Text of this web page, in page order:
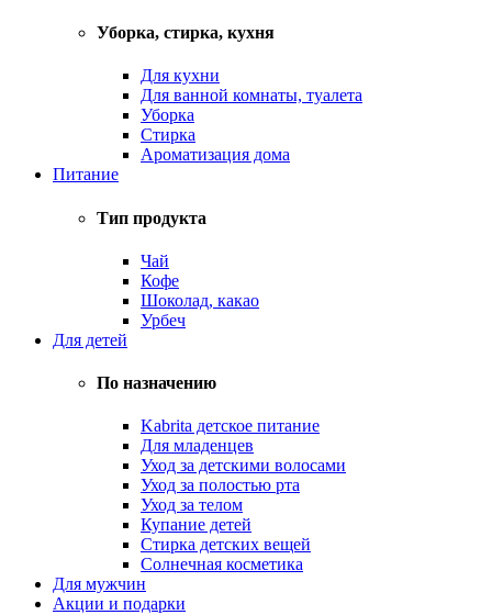
Уборка, стирка, кухня
Для кухни
Для ванной комнаты, туалета
Уборка
Стирка
Ароматизация дома
Питание
Тип продукта
Чай
Кофе
Шоколад, какао
Урбеч
Для детей
По назначению
Kabrita детское питание
Для младенцев
Уход за детскими волосами
Уход за полостью рта
Уход за телом
Купание детей
Стирка детских вещей
Солнечная косметика
Для мужчин
Акции и подарки